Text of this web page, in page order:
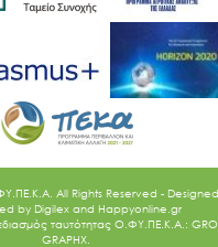
All Rights Reserved -
by Digilex and Happyonline.gr
ταυτότητας Ο.ΦΥ.ΠΕ.Κ.Α.:
GRAPHX.